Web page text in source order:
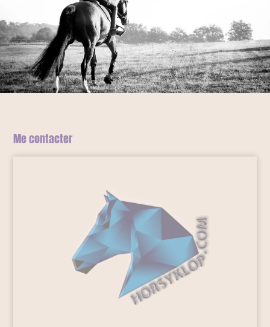
Me contacter